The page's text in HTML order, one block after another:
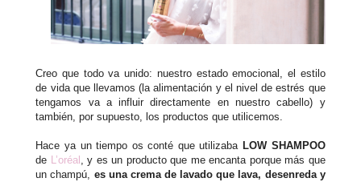
Creo que todo va unido: nuestro estado emocional, el estilo
de vida que llevamos (la alimentación y el nivel de estrés que
tengamos va a influir directamente en nuestro cabello) y
también, por supuesto, los productos que utilicemos.
Hace ya un tiempo os conté que utilizaba LOW SHAMPOO
de L’oréal , y es un producto que me encanta porque más que
un champú, es una crema de lavado que lava, desenreda y